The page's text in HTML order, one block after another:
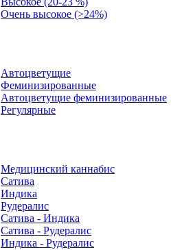
Очень высокое (>24%)
Автоцветущие
Феминизированные
Автоцветущие феминизированные
Регулярные
Медицинский каннабис
Сатива
Индика
Рудералис
Сатива - Индика
Сатива - Рудералис
Индика - Рудералис